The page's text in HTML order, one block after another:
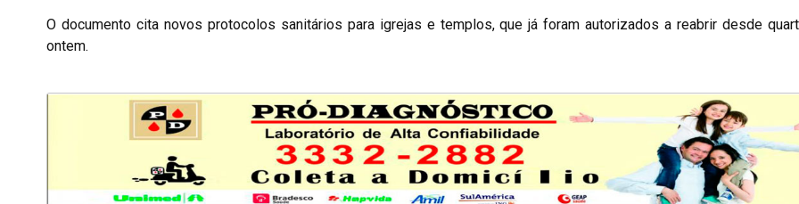
O documento cita novos protocolos sanitários para igrejas e templos, que já foram autorizados a reabrir desde
ontem.